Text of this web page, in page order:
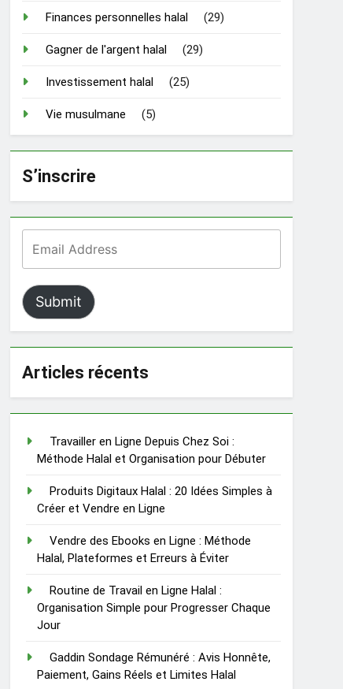
Finances personnelles halal (29)
Gagner de l'argent halal (29)
Investissement halal (25)
Vie musulmane (5)
S’inscrire
Submit
Articles récents
Travailler en Ligne Depuis Chez Soi :
Méthode Halal et Organisation pour Débuter
Produits Digitaux Halal : 20 Idées Simples à
Créer et Vendre en Ligne
Vendre des Ebooks en Ligne : Méthode
Halal, Plateformes et Erreurs à Éviter
Routine de Travail en Ligne Halal :
Organisation Simple pour Progresser Chaque
Jour
Gaddin Sondage Rémunéré : Avis Honnête,
Paiement, Gains Réels et Limites Halal